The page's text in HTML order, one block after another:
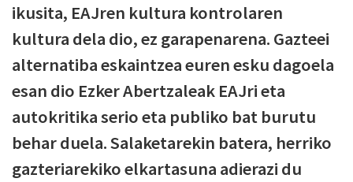
ikusita, EAJren kultura kontrolaren
kultura dela dio, ez garapenarena. Gazteei
alternatiba eskaintzea euren esku dagoela
esan dio Ezker Abertzaleak EAJri eta
autokritika serio eta publiko bat burutu
behar duela. Salaketarekin batera, herriko
gazteriarekiko elkartasuna adierazi du